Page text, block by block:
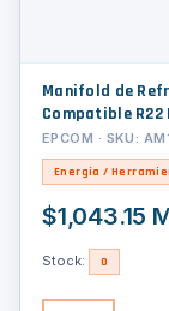
Manifold de
Compatible
SAE / Diámetro
psi / Diseño
EPCOM · SKU:
Energía /
$1,043.15
Stock: 0